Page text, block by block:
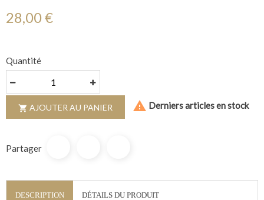
28,00 €
Quantité
 AJOUTER AU PANIER  Derniers articles en stock
Partager
DESCRIPTION DÉTAILS DU PRODUIT